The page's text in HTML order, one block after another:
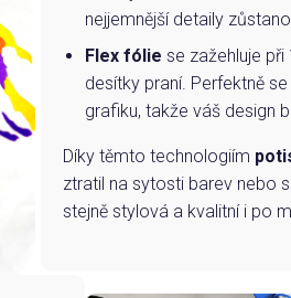
nejjemnější detaily
Flex fólie se zažehluje při
desítky praní. Perfektně
grafiku, takže váš design
Díky těmto technologiím
ztratil na sytosti barev nebo
stejně stylová a kvalitní i po